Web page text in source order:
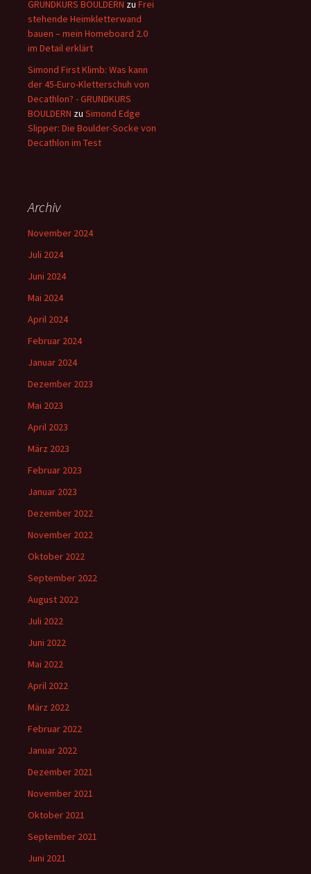
GRUNDKURS BOULDERN zu Frei
stehende Heimkletterwand
bauen – mein Homeboard 2.0
im Detail erklärt
Simond First Klimb: Was kann
der 45-Euro-Kletterschuh von
Decathlon? - GRUNDKURS
BOULDERN zu Simond Edge
Slipper: Die Boulder-Socke von
Decathlon im Test
Archiv
November 2024
Juli 2024
Juni 2024
Mai 2024
April 2024
Februar 2024
Januar 2024
Dezember 2023
Mai 2023
April 2023
März 2023
Februar 2023
Januar 2023
Dezember 2022
November 2022
Oktober 2022
September 2022
August 2022
Juli 2022
Juni 2022
Mai 2022
April 2022
März 2022
Februar 2022
Januar 2022
Dezember 2021
November 2021
Oktober 2021
September 2021
Juni 2021